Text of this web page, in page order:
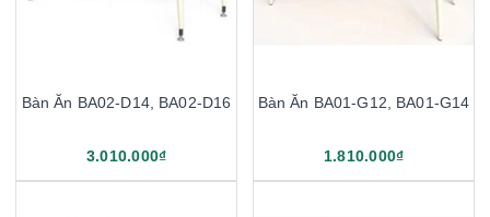
Bàn Ăn BA02-D14, BA02-D16
3.010.000₫
Bàn Ăn BA01-G12, BA01-G14
1.810.000₫